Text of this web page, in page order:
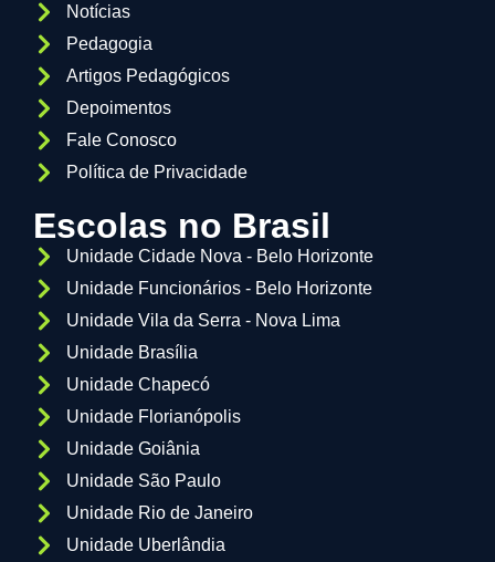
Notícias
Pedagogia
Artigos Pedagógicos
Depoimentos
Fale Conosco
Política de Privacidade
Escolas no Brasil
Unidade Cidade Nova - Belo Horizonte
Unidade Funcionários - Belo Horizonte
Unidade Vila da Serra - Nova Lima
Unidade Brasília
Unidade Chapecó
Unidade Florianópolis
Unidade Goiânia
Unidade São Paulo
Unidade Rio de Janeiro
Unidade Uberlândia